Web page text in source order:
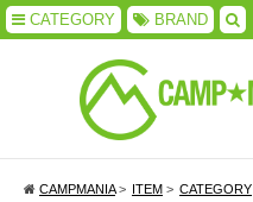
CATEGORY BRAND
CAMPMANIA> ITEM > CATEGORY